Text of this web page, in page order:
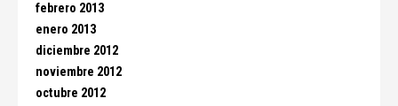
febrero 2013
enero 2013
diciembre 2012
noviembre 2012
octubre 2012